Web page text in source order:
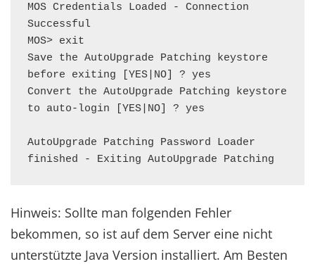
MOS Credentials Loaded - Connection
Successful
MOS> exit
Save the AutoUpgrade Patching keystore
before exiting [YES|NO] ? yes
Convert the AutoUpgrade Patching keystore
to auto-login [YES|NO] ? yes
AutoUpgrade Patching Password Loader
finished - Exiting AutoUpgrade Patching
Hinweis: Sollte man folgenden Fehler
bekommen, so ist auf dem Server eine nicht
unterstützte Java Version installiert. Am Besten